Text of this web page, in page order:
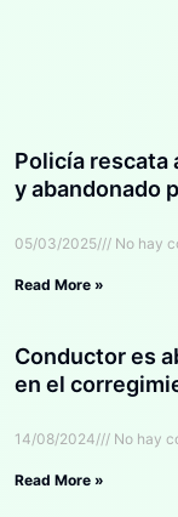
Policía rescata
y abandonado
05/03/2025 No hay
Read More »
Conductor es
en el
14/08/2024 No hay
Read More »